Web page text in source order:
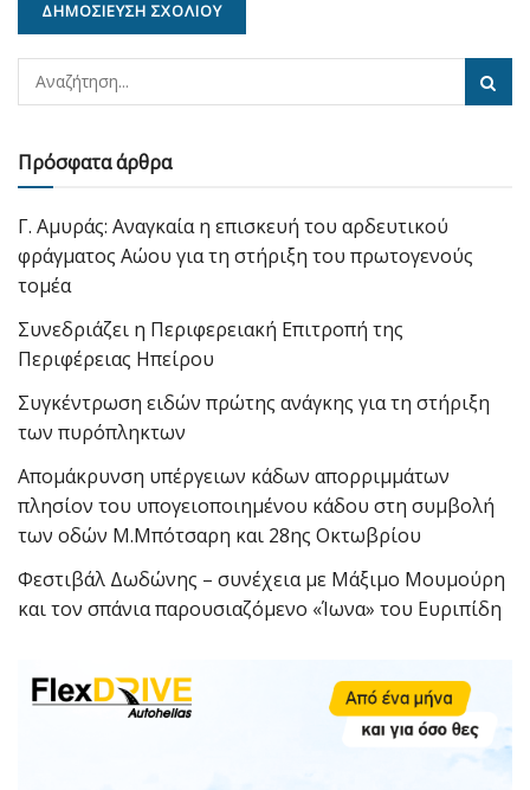
Πρόσφατα άρθρα
Γ. Αμυράς: Αναγκαία η επισκευή του αρδευτικού
φράγματος Αώου για τη στήριξη του πρωτογενούς
τομέα
Συνεδριάζει η Περιφερειακή Επιτροπή της
Περιφέρειας Ηπείρου
Συγκέντρωση ειδών πρώτης ανάγκης για τη στήριξη
των πυρόπληκτων
Απομάκρυνση υπέργειων κάδων απορριμμάτων
πλησίον του υπογειοποιημένου κάδου στη συμβολή
των οδών Μ.Μπότσαρη και 28ης Οκτωβρίου
Φεστιβάλ Δωδώνης – συνέχεια με Μάξιμο Μουμούρη
και τον σπάνια παρουσιαζόμενο «Ίωνα» του Ευριπίδη